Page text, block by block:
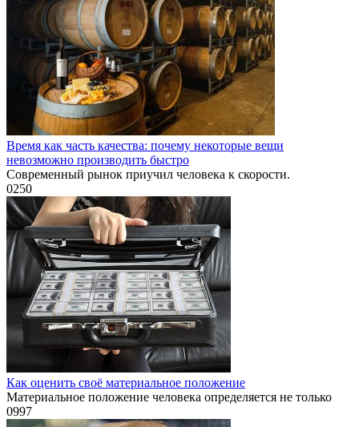
Время как часть качества: почему некоторые вещи
невозможно производить быстро
Современный рынок приучил человека к скорости.
0250
Как оценить своё материальное положение
Материальное положение человека определяется не только
0997